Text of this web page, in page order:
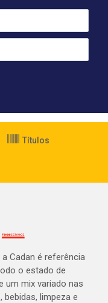
Títulos
Cadan é referência
o estado de
um mix variado nas
limpeza e